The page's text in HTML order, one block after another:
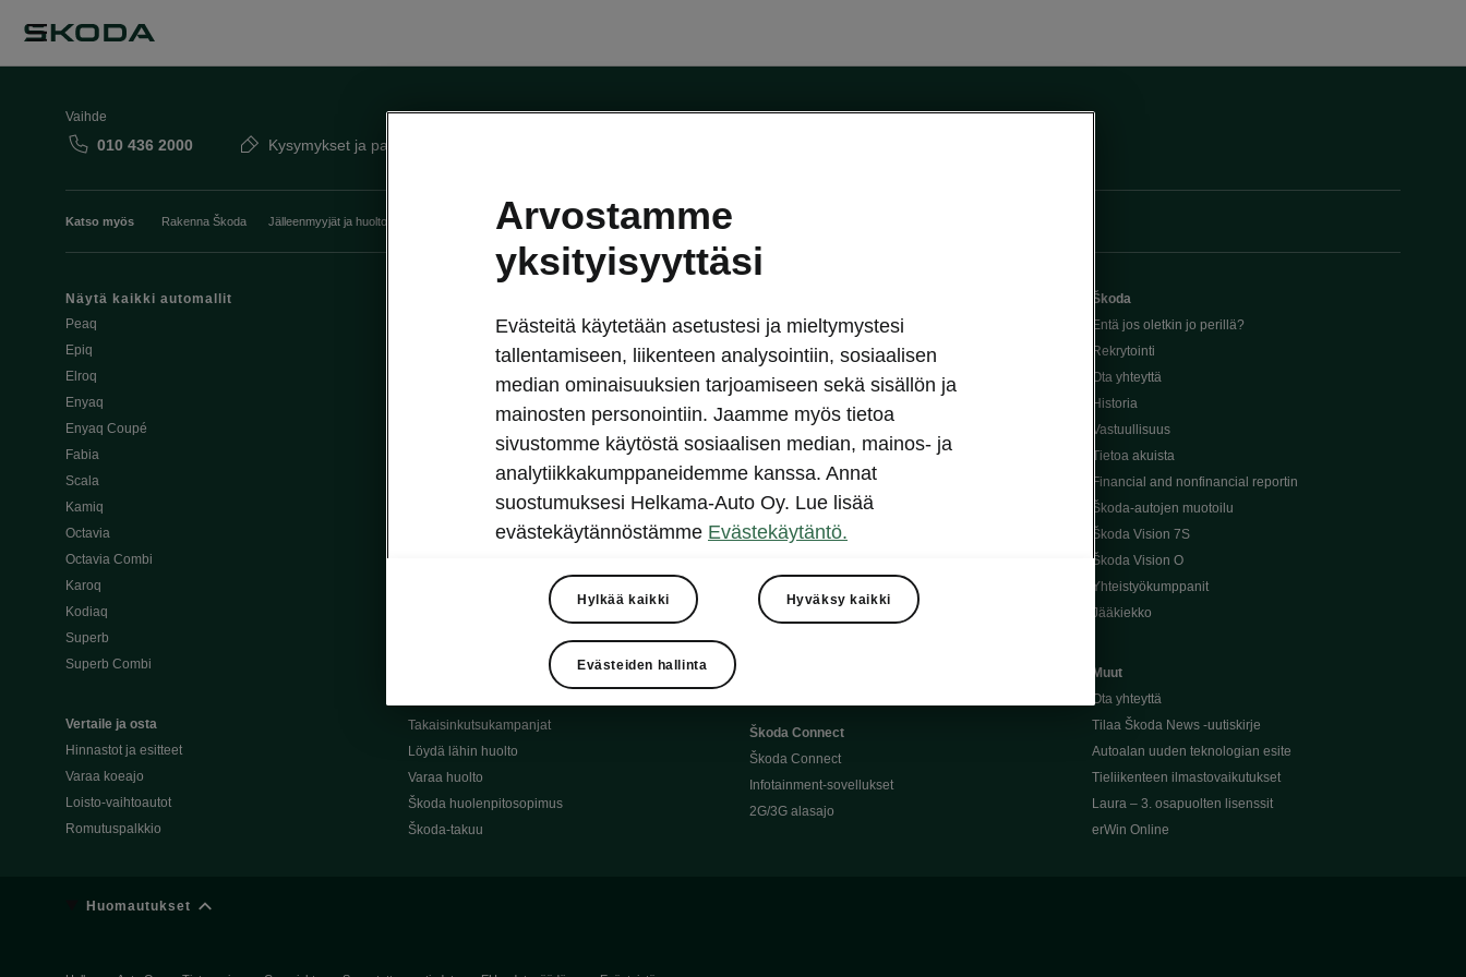
Vaihde
010 436 2000 Kysymykset ja palaute
Katso myös Rakenna Škoda Jälleenmyyjät ja huolto Heti vapaat Škoda-mallit Käyttöohjeet Škoda Shop
Näytä kaikki automallit
Peaq
Epiq
Elroq
Enyaq
Enyaq Coupé
Fabia
Scala
Kamiq
Octavia
Octavia Combi
Karoq
Kodiaq
Superb
Superb Combi
Vertaile ja osta
Hinnastot ja esitteet
Varaa koeajo
Loisto-vaihtoautot
Romutuspalkkio
Osta Škoda verkossa
Škoda Yksityisleasing
Škodan Vakuutus
Škoda 4×4 -mallit
Škoda-katumaasturimallit
Alkuperäiset Škoda-varaosat
Alkuperäiset Škoda-moottoriöljyt
Takaisinkutsukampanjat
Löydä lähin huolto
Varaa huolto
Škoda huolenpitosopimus
Škoda-takuu
Avustinjärjestelmät
Sähköautot ja hybridit
Sähköautot ja hybridit
Ladattavat hybridit
Vinkkejä sähköautoiluun
Ajoakku ja turvallisuus
Ohjelmiston päivitys
Kotilataus
Latauspisteet kartalla
Škoda Connect
Škoda Connect
Infotainment-sovellukset
2G/3G alasajo
Škoda
Entä jos oletkin jo perillä?
Rekrytointi
Ota yhteyttä
Historia
Vastuullisuus
Tietoa akuista
Financial and nonfinancial reportin
Škoda-autojen muotoilu
Škoda Vision 7S
Škoda Vision O
Yhteistyökumppanit
Jääkiekko
Muut
Ota yhteyttä
Tilaa Škoda News -uutiskirje
Autoalan uuden teknologian esite
Tieliikenteen ilmastovaikutukset
Laura – 3. osapuolten lisenssit
erWin Online
Huomautukset
Arvostamme
yksityisyyttäsi
Evästeitä käytetään asetustesi ja mieltymystesi
tallentamiseen, liikenteen analysointiin, sosiaalisen
median ominaisuuksien tarjoamiseen sekä sisällön ja
mainosten personointiin. Jaamme myös tietoa
sivustomme käytöstä sosiaalisen median, mainos- ja
analytiikkakumppaneidemme kanssa. Annat
suostumuksesi Helkama-Auto Oy. Lue lisää
evästekäytännöstämme Evästekäytäntö.
Hylkää kaikki Hyväksy kaikki
Evästeiden hallinta